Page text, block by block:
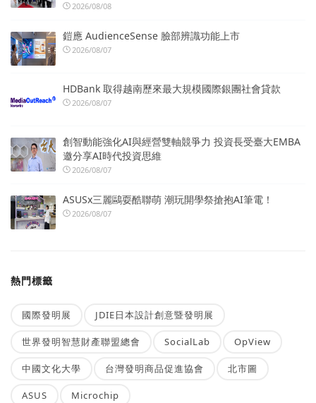
2026/08/08
鎧應 AudienceSense 臉部辨識功能上市
2026/08/07
HDBank 取得越南歷來最大規模國際銀團社會貸款
2026/08/07
創智動能強化AI與經營雙軸競爭力 投資長受臺大EMBA
邀分享AI時代投資思維
2026/08/07
ASUSx三麗鷗耍酷聯萌 潮玩開學祭搶抱AI筆電！
2026/08/07
熱門標籤
國際發明展 JDIE日本設計創意暨發明展
世界發明智慧財產聯盟總會 SocialLab OpView
中國文化大學 台灣發明商品促進協會 北市圖
ASUS Microchip